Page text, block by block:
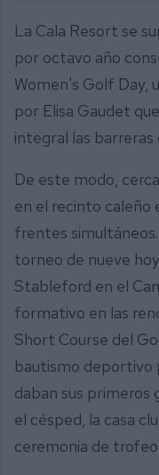
La Cala Resort se
por octavo año
Women's Golf Day,
por Elisa Gaudet
integral las
De este modo,
en el recinto caleño
frentes
torneo de nueve
Stableford en el
formativo en las
Short Course del
bautismo deportivo
daban sus primeros
el césped, la casa
ceremonia de